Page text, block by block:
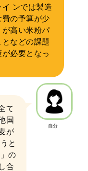
ンでは製造
費の予算が少
が高い米粉パ
などの課題
必要となっ
自分
て
国
が
と
の
合